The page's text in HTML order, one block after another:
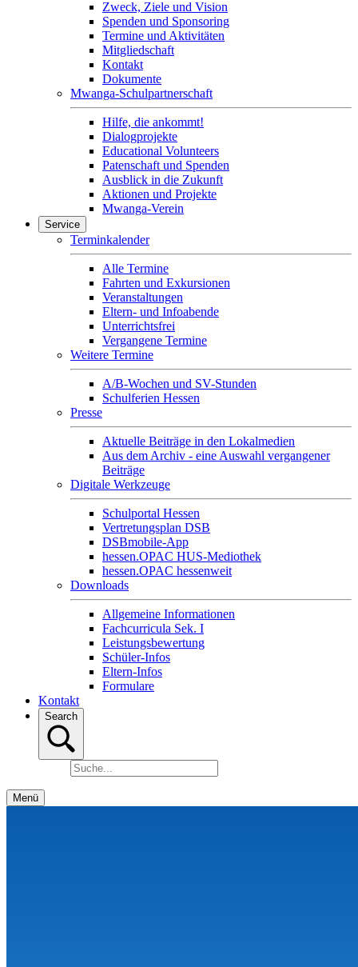
Zweck, Ziele und Vision
Spenden und Sponsoring
Termine und Aktivitäten
Mitgliedschaft
Kontakt
Dokumente
Mwanga-Schulpartnerschaft
Hilfe, die ankommt!
Dialogprojekte
Educational Volunteers
Patenschaft und Spenden
Ausblick in die Zukunft
Aktionen und Projekte
Mwanga-Verein
Service
Terminkalender
Alle Termine
Fahrten und Exkursionen
Veranstaltungen
Eltern- und Infoabende
Unterrichtsfrei
Vergangene Termine
Weitere Termine
A/B-Wochen und SV-Stunden
Schulferien Hessen
Presse
Aktuelle Beiträge in den Lokalmedien
Aus dem Archiv - eine Auswahl vergangener
Beiträge
Digitale Werkzeuge
Schulportal Hessen
Vertretungsplan DSB
DSBmobile-App
hessen.OPAC HUS-Mediothek
hessen.OPAC hessenweit
Downloads
Allgemeine Informationen
Fachcurricula Sek. I
Leistungsbewertung
Schüler-Infos
Eltern-Infos
Formulare
Kontakt
Search
Menü